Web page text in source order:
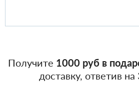
Получите 1000 руб в
доставку, ответив на